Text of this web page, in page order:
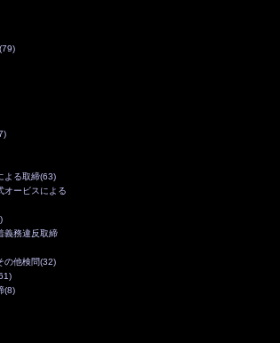
(79)
よる取締(63)
オービスによる
義務違反取締
の他検問(32)
(8)